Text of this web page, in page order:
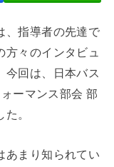
、指導者の先達で
々のインタビュ
今回は、日本バス
ーマンス部会 部
。
あまり知られてい